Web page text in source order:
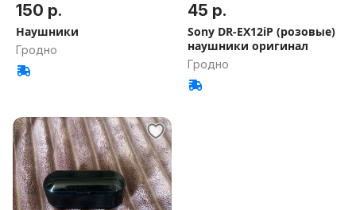
150 р.
Наушники
Гродно
45 р.
Sony DR-EX12iP (розовые)
наушники оригинал
Гродно